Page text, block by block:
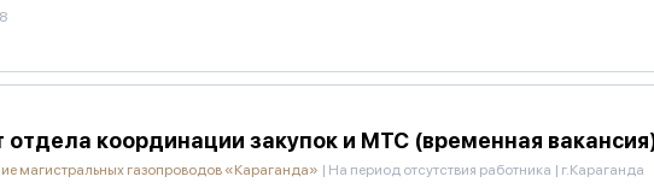
отдела координации закупок и МТС (временная
магистральных газопроводов «Караганда» | На период отсутствия работника | г.Караганда